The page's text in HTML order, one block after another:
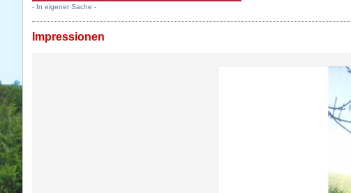
- In eigener Sache -
Impressionen